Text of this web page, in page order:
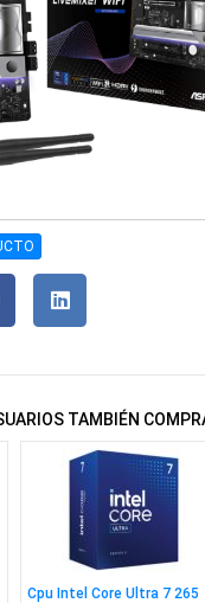
TAMBIÉN
Cpu Intel Core Ultra 7 265